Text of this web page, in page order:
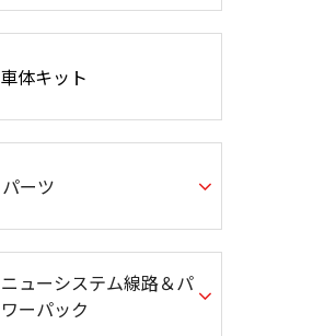
車体キット
パーツ
ニューシステム線路＆パ
ワーパック